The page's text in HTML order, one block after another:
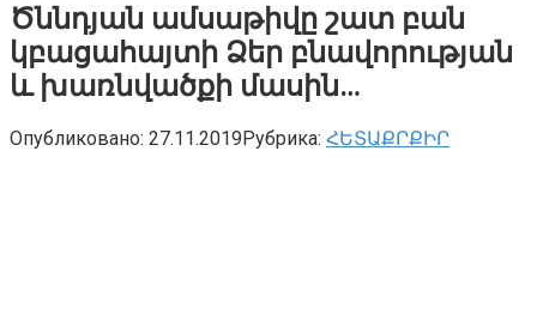
Ծննդյան ամսաթիվը շատ բան
կբացահայտի Ձեր բնավորության
և խառնվածքի մասին…
Опубликовано: 27.11.2019Рубрика: ՀԵՏԱՔՐՔԻՐ